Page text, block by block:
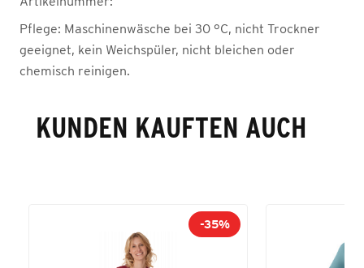
Pflege: Maschinenwäsche bei 30 °C, nicht Trockner
geeignet, kein Weichspüler, nicht bleichen oder
chemisch reinigen.
KUNDEN KAUFTEN AUCH
-35%